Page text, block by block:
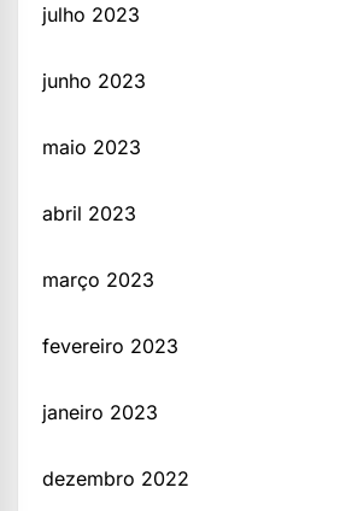
julho 2023
junho 2023
maio 2023
abril 2023
março 2023
fevereiro 2023
janeiro 2023
dezembro 2022